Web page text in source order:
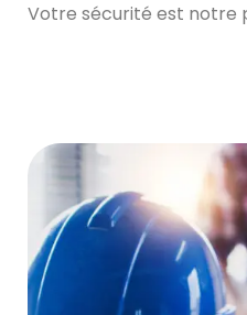
Votre sécurité est notre